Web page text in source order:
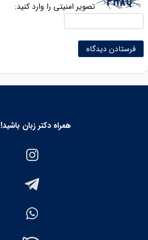
تصویر امنیتی را وارد کنید:
همراه دکتر زبان باشید!